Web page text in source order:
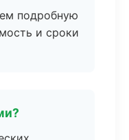
подробную
и сроки